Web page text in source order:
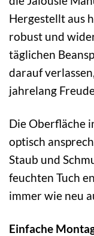
Hergestellt aus
robust und
täglichen
darauf
jahrelang
Die Oberfläche
optisch
Staub und
feuchten Tuch
immer wie neu
Einfache